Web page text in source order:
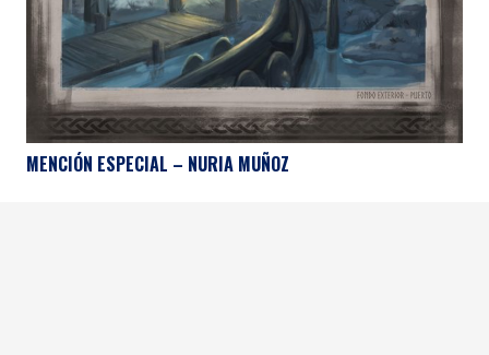
MENCIÓN ESPECIAL – NURIA MUÑOZ